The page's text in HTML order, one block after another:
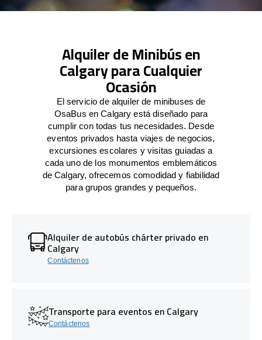
Alquiler de Minibús en
Calgary para Cualquier
Ocasión
El servicio de alquiler de minibuses de
OsaBus en Calgary está diseñado para
cumplir con todas tus necesidades. Desde
eventos privados hasta viajes de negocios,
excursiones escolares y visitas guiadas a
cada uno de los monumentos emblemáticos
de Calgary, ofrecemos comodidad y fiabilidad
para grupos grandes y pequeños.
Alquiler de autobús chárter privado en
Calgary
Contáctenos
Transporte para eventos en Calgary
Contáctenos